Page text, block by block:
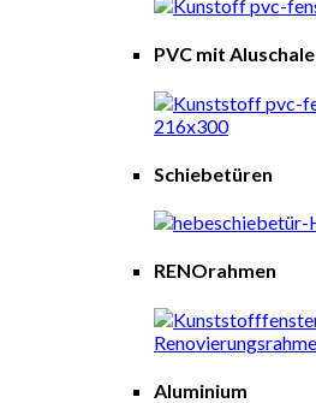
PVC mit Aluschale
Schiebetüren
RENOrahmen
Aluminium